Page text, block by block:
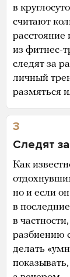
в
считают
из фитнес-
следят за
личный
размяться
3
Следят
Как
но и если
в
в
разбиению
делать